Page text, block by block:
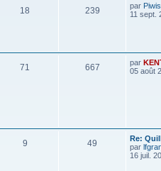
18 239 par
11 sept.
71 667 par
05 août
9 49
Re:
par
16 juil.